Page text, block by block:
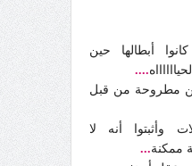
أبطالها حين
....
مطروحة من قبل
وأثبتوا أنه لا
ممكنة...